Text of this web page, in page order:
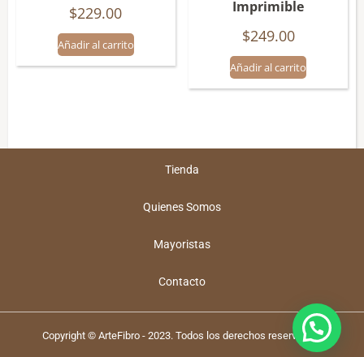
$229.00
Añadir al carrito
Imprimible
$249.00
Añadir al carrito
Tienda
Quienes Somos
Mayoristas
Contacto
Copyright © ArteFibro - 2023. Todos los derechos reservados.